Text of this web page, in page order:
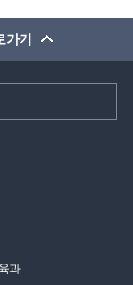
기
과